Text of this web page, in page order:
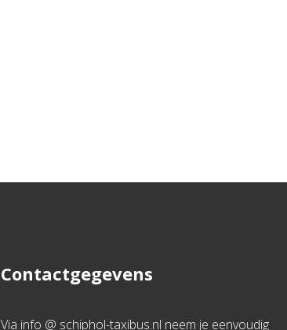
Contactgegevens
Via info @ schiphol-taxibus.nl neem je eenvoudig